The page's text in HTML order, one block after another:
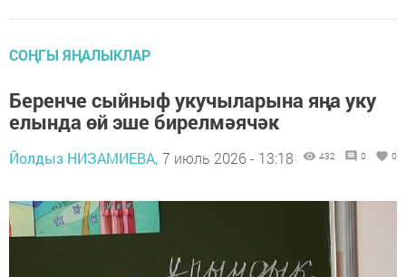
СОҢГЫ ЯҢАЛЫКЛАР
Беренче сыйныф укучыларына яңа уку
елында өй эше бирелмәячәк
Йолдыз НИЗАМИЕВА, 7 июль 2026 - 13:18 432 0 0